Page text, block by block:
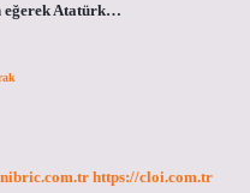
eğerek Atatürk…
https://cloi.com.tr